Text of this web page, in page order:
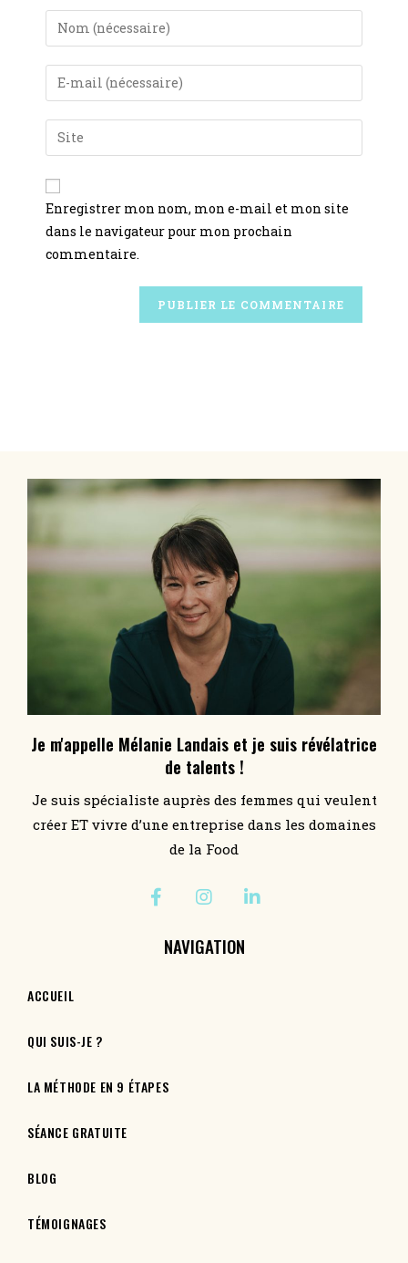
Enregistrer mon nom, mon e-mail et mon site
dans le navigateur pour mon prochain
commentaire.
Je m'appelle Mélanie Landais et je suis révélatrice
de talents !
Je suis spécialiste auprès des femmes qui veulent
créer ET vivre d’une entreprise dans les domaines
de la Food
NAVIGATION
ACCUEIL
QUI SUIS-JE ?
LA MÉTHODE EN 9 ÉTAPES
SÉANCE GRATUITE
BLOG
TÉMOIGNAGES